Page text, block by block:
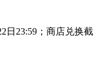
日23:59；商店兑换截